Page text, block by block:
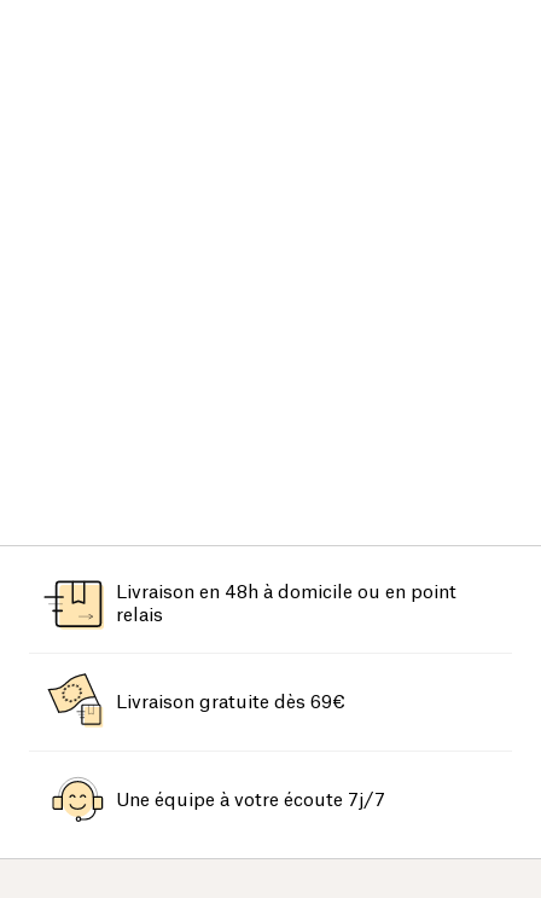
Livraison en 48h à domicile ou en point
relais
Livraison gratuite dès 69€
Une équipe à votre écoute 7j/7